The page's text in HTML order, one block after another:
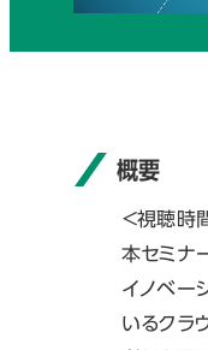
概要
＜視聴時
本セミナ
イノベー
いるクラ